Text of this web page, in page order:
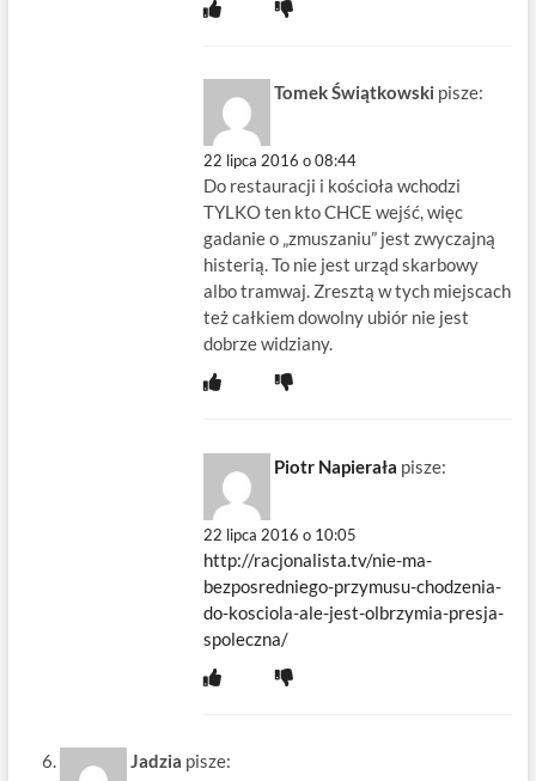
Tomek Świątkowski pisze:
22 lipca 2016 o 08:44
Do restauracji i kościoła wchodzi
TYLKO ten kto CHCE wejść, więc
gadanie o „zmuszaniu” jest zwyczajną
histerią. To nie jest urząd skarbowy
albo tramwaj. Zresztą w tych miejscach
też całkiem dowolny ubiór nie jest
dobrze widziany.
Piotr Napierała pisze:
22 lipca 2016 o 10:05
http://racjonalista.tv/nie-ma-
bezposredniego-przymusu-chodzenia-
do-kosciola-ale-jest-olbrzymia-presja-
spoleczna/
Jadzia pisze: